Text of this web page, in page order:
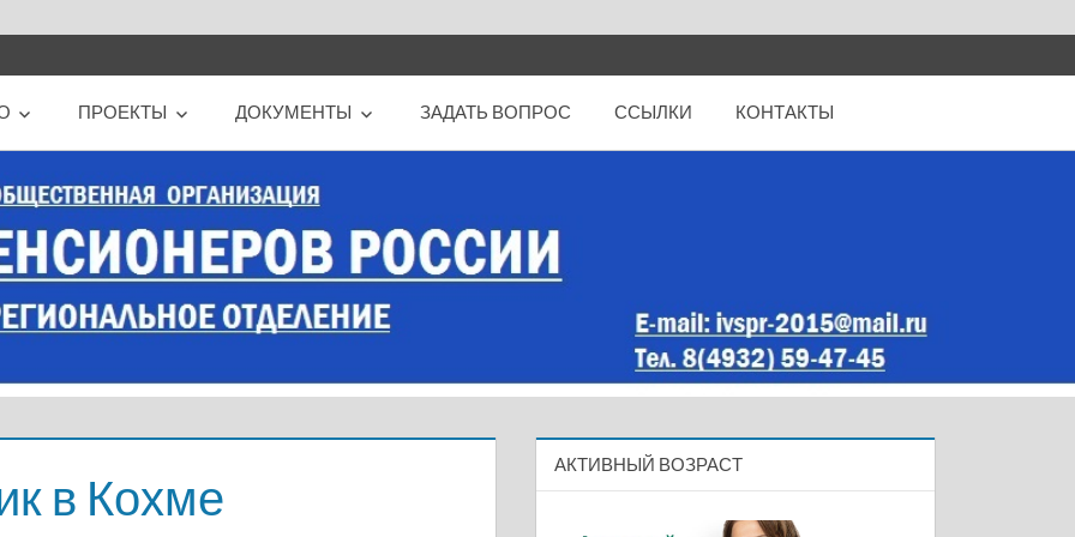
ПРОЕКТЫ ДОКУМЕНТЫ ЗАДАТЬ ВОПРОС ССЫЛКИ КОНТАКТЫ
в Кохме
АКТИВНЫЙ ВОЗРАСТ